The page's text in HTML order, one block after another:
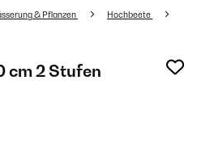
& Pflanzen Hochbeete
cm 2 Stufen